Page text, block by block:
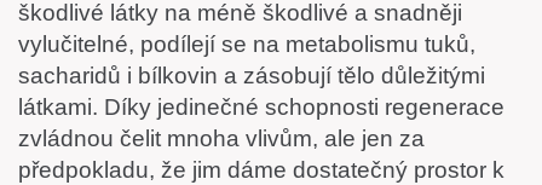
škodlivé látky na méně škodlivé a snadněji
vylučitelné, podílejí se na metabolismu tuků,
sacharidů i bílkovin a zásobují tělo důležitými
látkami. Díky jedinečné schopnosti regenerace
zvládnou čelit mnoha vlivům, ale jen za
předpokladu, že jim dáme dostatečný prostor k